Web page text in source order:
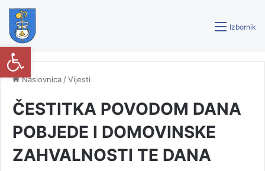
Izbornik
Naslovnica /Vijesti
ČESTITKA POVODOM DANA
POBJEDE I DOMOVINSKE
ZAHVALNOSTI TE DANA
Open toolbar